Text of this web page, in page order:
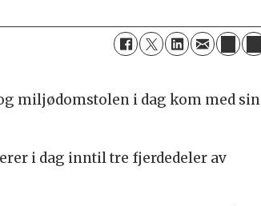
miljødomstolen i dag kom med sin
i dag inntil tre fjerdedeler av